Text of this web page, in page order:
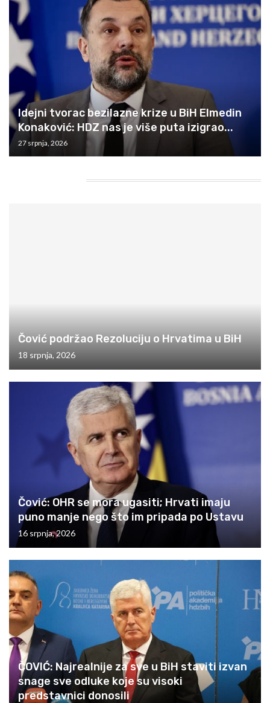
Idejni tvorac bezilazne krize u BiH Elmedin
Konaković: HDZ nas je više puta izigrao...
27 srpnja, 2026
Čović podržao Rezoluciju o Hrvatima u BiH
18 srpnja, 2026
Čović: OHR se mora ugasiti; Hrvati imaju
puno manje nego što im pripada po Ustavu
16 srpnja, 2026
ČOVIĆ: Najrealnije za sve u BiH staviti izvan
snage sve odluke koje su visoki
predstavnici donosili